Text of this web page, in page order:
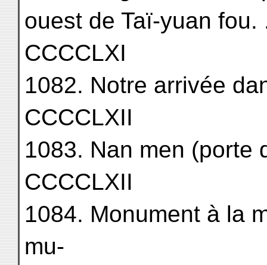
ouest de Taï-yuan
CCCCLXI
1082. Notre arrivée
CCCCLXII
1083. Nan men (porte
CCCCLXII
1084. Monument à la
mu-